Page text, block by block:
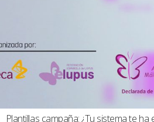
Plantillas campaña: ¿Tu sistema te